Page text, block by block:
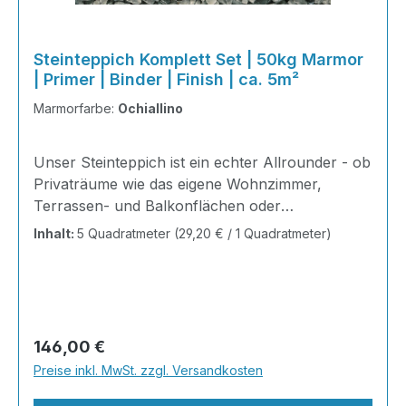
Steinteppich Komplett Set | 50kg Marmor
| Primer | Binder | Finish | ca. 5m²
Marmorfarbe: Ochiallino
Unser Steinteppich ist ein echter Allrounder - ob
Privaträume wie das eigene Wohnzimmer,
Terrassen- und Balkonflächen oder
Gewerbeobjekte und Austellungsräume; unsere
und einfach zu verlegen. Stöbern Sie in unserem
Shop nach Ihrer Lieblingsfarbe und legen Sie
gleich los!Inhalt 2x25kg Marmorsteine 1kg
Grundierung AT-EG30 4kg Ste
Inhalt: 5 Quadratmeter (29,20 € / 1 Quadratmeter)
Regulärer Preis:
146,00 €
Preise inkl. MwSt. zzgl. Versandkosten